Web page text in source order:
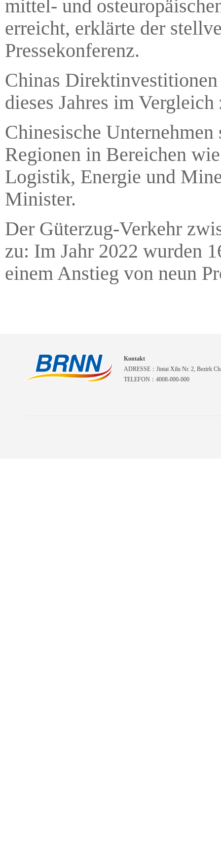
mittel- und
erreicht, erklärte der
Pressekonferenz.
Chinas
dieses Jahres im
Chinesische
Regionen in Bereichen
Logistik, Energie und
Minister.
Der Güterzug-Verkehr
zu: Im Jahr 2022 wurden
einem Anstieg von neun
Kontakt
ADRESSE：Jintai Xilu Nr. 2, Bezirk
TELEFON：4008-000-000